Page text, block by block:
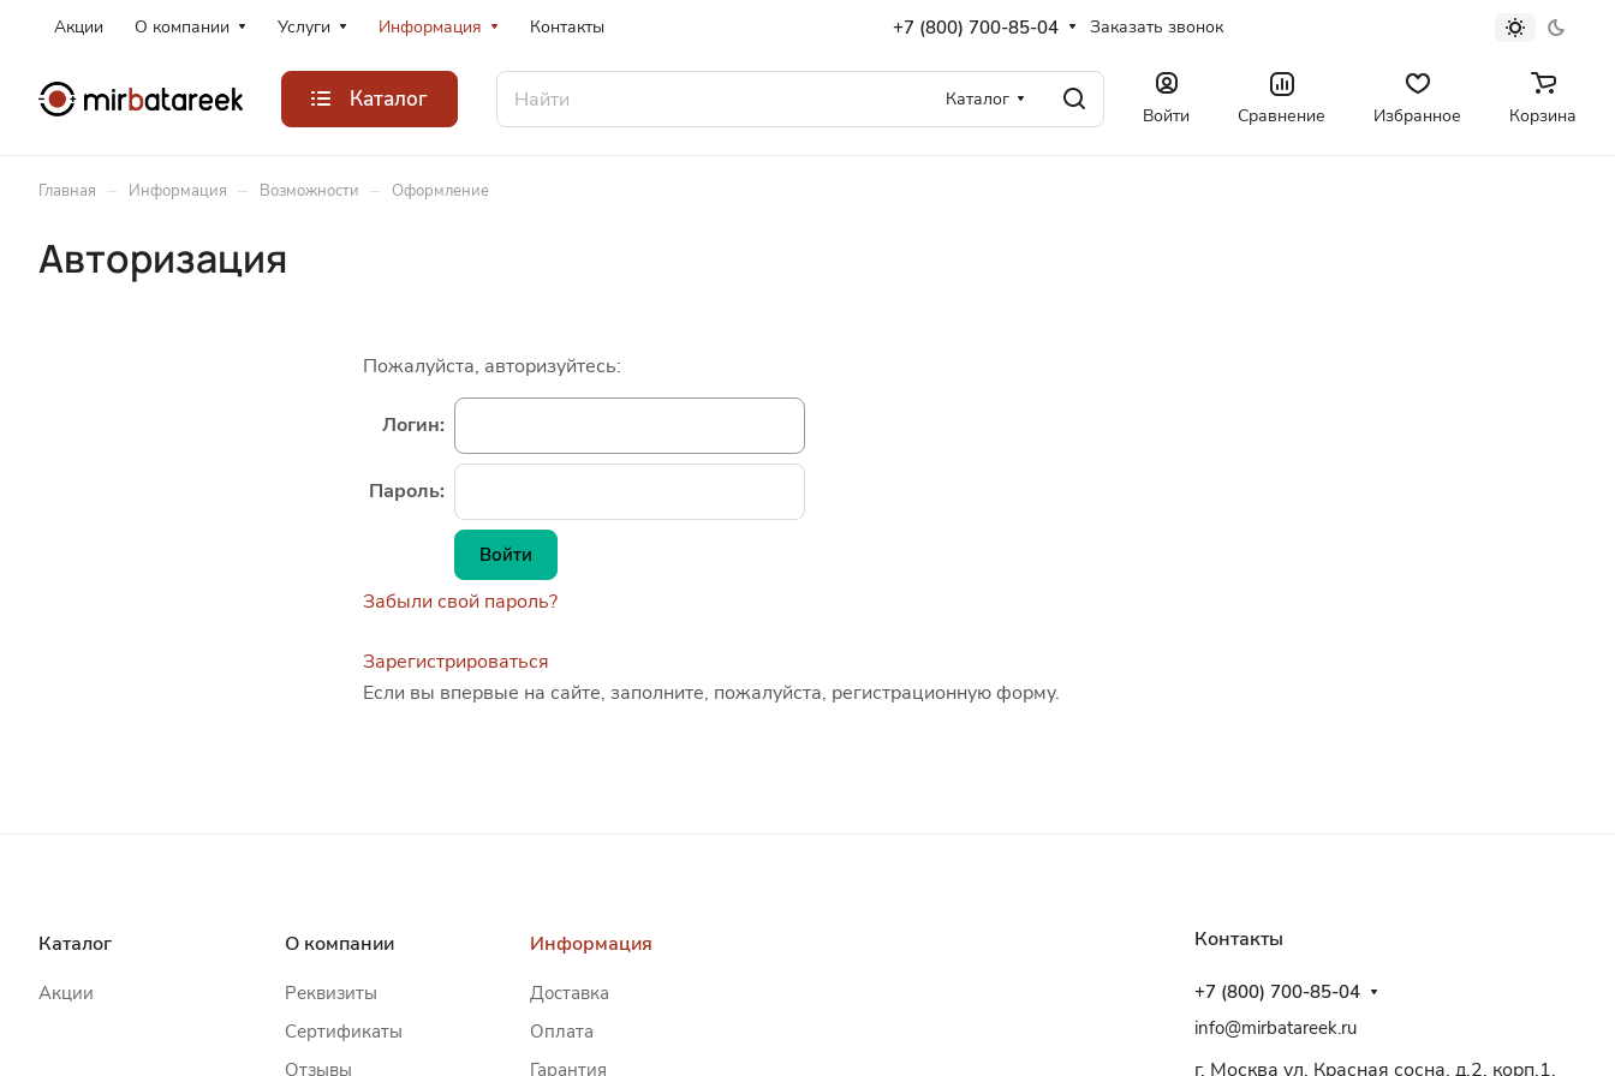
Акции О компании Услуги Информация Контакты +7 (800) 700-85-04 Заказать звонок
Каталог Каталог
Войти Сравнение Избранное Корзина
Главная – Информация – Возможности – Оформление
Авторизация
Пожалуйста, авторизуйтесь:
Логин:
Пароль:
Забыли свой пароль?
Зарегистрироваться
Если вы впервые на сайте, заполните, пожалуйста, регистрационную форму.
Каталог
Акции
О компании
Реквизиты
Сертификаты
Отзывы
Информация
Доставка
Оплата
Гарантия
Контакты
+7 (800) 700-85-04
info@mirbatareek.ru
г. Москва ул. Красная сосна, д.2, корп.1,